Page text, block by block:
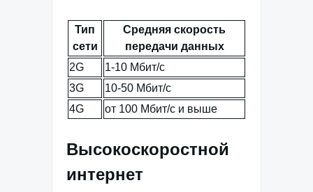
Тип
сети
Средняя скорость
передачи данных
2G
1-10 Мбит/с
3G
10-50 Мбит/с
4G
от 100 Мбит/с и выше
Высокоскоростной
интернет